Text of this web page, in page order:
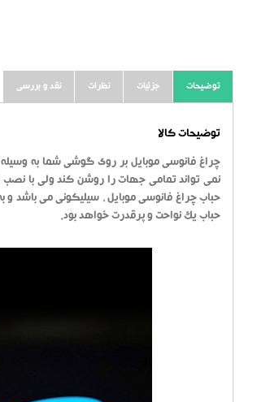
توضیحات جزئیات نظرات نقد و بررسی
توضیحات کالا
چراغ فانوسی موبایل بر روی گوشی شما به
نمی تواند تمامی جهات را روشن کند ولی با
حباب چراغ فانوسی موبایل ، سیلیکونی می باشد
حباب یک نواحت و پرقدرت خواهد بود.